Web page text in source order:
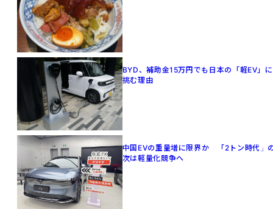
BYD、補助金15万円でも日本の「軽EV」に
挑む理由
中国EVの重量増に限界か 「2トン時代」
次は軽量化競争へ